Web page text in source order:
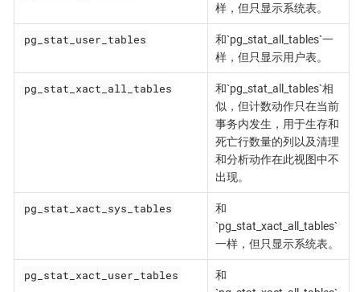
样，但只显示系统表。
pg_stat_user_tables
和`pg_stat_all_tables`一
样，但只显示用户表。
pg_stat_xact_all_tables
和`pg_stat_all_tables`相
似，但计数动作只在当前
事务内发生，用于生存和
死亡行数量的列以及清理
和分析动作在此视图中不
出现。
pg_stat_xact_sys_tables
和
`pg_stat_xact_all_tables`
一样，但只显示系统表。
pg_stat_xact_user_tables
和